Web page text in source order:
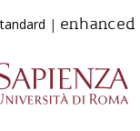
| enhanced